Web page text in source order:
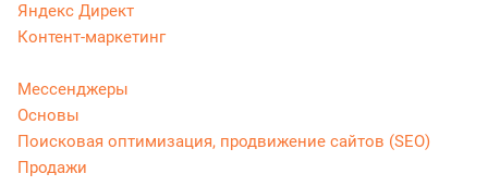
Яндекс Директ
Контент-маркетинг
Мессенджеры
Основы
Поисковая оптимизация, продвижение сайтов (SEO)
Продажи